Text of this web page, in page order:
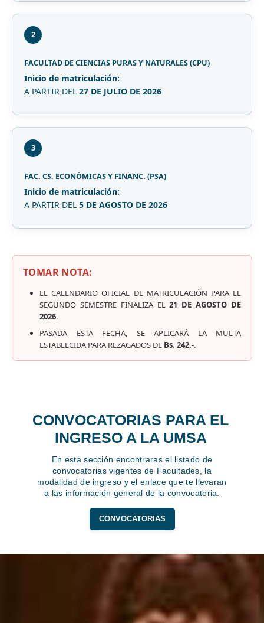
2
FACULTAD DE CIENCIAS PURAS Y NATURALES (CPU)
Inicio de matriculación:
A PARTIR DEL 27 DE JULIO DE 2026
3
FAC. CS. ECONÓMICAS Y FINANC. (PSA)
Inicio de matriculación:
A PARTIR DEL 5 DE AGOSTO DE 2026
TOMAR NOTA:
EL CALENDARIO OFICIAL DE MATRICULACIÓN PARA EL
SEGUNDO SEMESTRE FINALIZA EL21 DE AGOSTO DE
2026.
PASADA ESTA FECHA, SE APLICARÁ LA MULTA
ESTABLECIDA PARA REZAGADOS DE Bs. 242.-.
CONVOCATORIAS PARA EL
INGRESO A LA UMSA
En esta sección encontraras el listado de
convocatorias vigentes de Facultades, la
modalidad de ingreso y el enlace que te llevaran
a las información general de la convocatoria.
CONVOCATORIAS